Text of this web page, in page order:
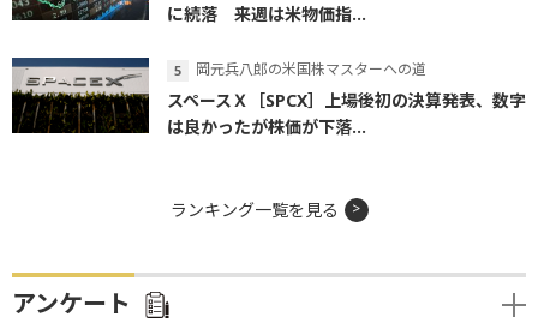
に続落 来週は米物価指...
岡元兵八郎の米国株マスターへの道
スペースＸ［SPCX］上場後初の決算発表、数字
は良かったが株価が下落...
ランキング一覧を見る
アンケート